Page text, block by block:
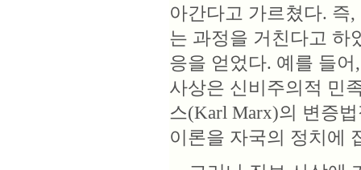
아간다고 가르쳤다. 즉
는 과정을 거친다고 하
응을 얻었다. 예를 들
사상은 신비주의적 민
스(Karl Marx)의 변증
이론을 자국의 정치에